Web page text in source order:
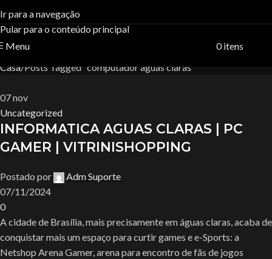
Ir para a navegação
Pular para o conteúdo principal
Menu
0itens
Tag Archives:computador
aguas claras
Casa Posts Tagged "computador aguas claras"
07nov
Uncategorized
INFORMATICA AGUAS CLARAS | PC
GAMER | VITRINISHOPPING
Postado por
Adm Suporte
07/11/2024
0
A cidade de Brasília, mais precisamente em águas claras, acaba de
conquistar mais um espaço para curtir games e e-Sports: a
Netshop Arena Gamer, arena para encontro de fãs de jogos